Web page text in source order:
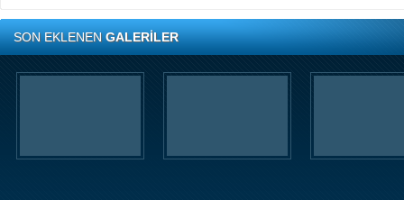
SON EKLENENGALERİLER